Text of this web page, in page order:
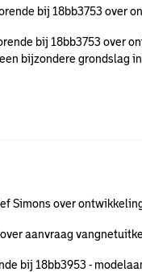
bij 18bb3753 over
bij 18bb3753 over
bijzondere grondslag
Simons over
aanvraag
bij 18bb3953 -